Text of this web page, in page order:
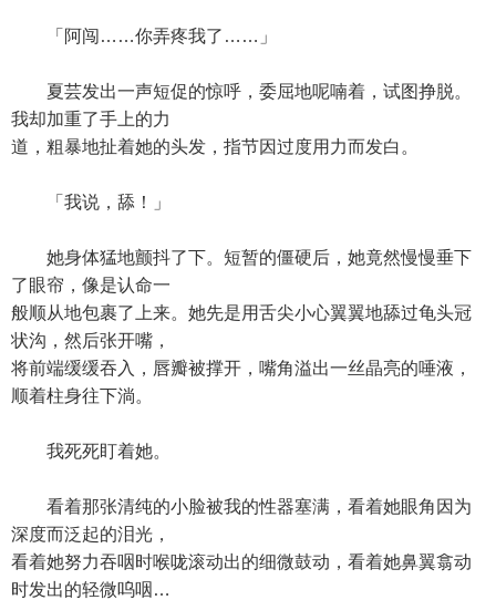
「阿闯……你弄疼我了……」
夏芸发出一声短促的惊呼，委屈地呢喃着，试图挣脱。
我却加重了手上的力
道，粗暴地扯着她的头发，指节因过度用力而发白。
「我说，舔！」
她身体猛地颤抖了下。短暂的僵硬后，她竟然慢慢垂下
了眼帘，像是认命一
般顺从地包裹了上来。她先是用舌尖小心翼翼地舔过龟头冠
状沟，然后张开嘴，
将前端缓缓吞入，唇瓣被撑开，嘴角溢出一丝晶亮的唾液，
顺着柱身往下淌。
我死死盯着她。
看着那张清纯的小脸被我的性器塞满，看着她眼角因为
深度而泛起的泪光，
看着她努力吞咽时喉咙滚动出的细微鼓动，看着她鼻翼翕动
时发出的轻微呜咽…